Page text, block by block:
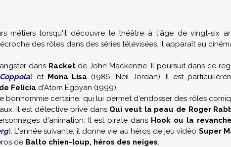
métiers lorsqu'il découvre le théâtre à l'âge de vingt-six
des rôles dans des séries télévisées. Il apparaît au
dans RacketdeJohn Mackenzie. Il poursuit dans ce
) et Mona Lisa (1986,Neil Jordan). Il est
Felicia d'Atom Egoyan (1999).
bonhommie certaine, qui lui permet d'endosser des rôles
Il est détective privé dans Qui veut la peau de Roger
d'animation. Il est pirate dans Hook ou la
). L'année suivante, il donne vie au héros de jeu vidéo Super
de Balto chien-loup, héros des neiges.